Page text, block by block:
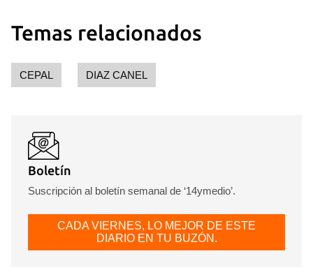
Temas relacionados
CEPAL DIAZ CANEL
Boletín
Suscripción al boletín semanal de ‘14ymedio’.
CADA VIERNES, LO MEJOR DE ESTE
DIARIO EN TU BUZÓN.